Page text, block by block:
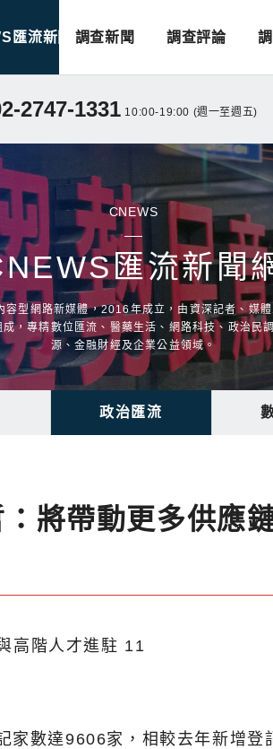
匯流新聞 調查新聞 調查評論
2747-1331 10:00-19:00 (週一至週五)
CNEWS
匯流新聞
容型網路新媒體，2016年成立，由資深記者、媒
成，專精數位匯流、醫藥生活、網路科技、政治民
源、金融財經及企業公益領域。
政治匯流
將帶動更多供應
數達9606家，相較去年新增